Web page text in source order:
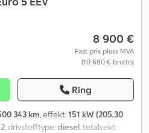
8 900 €
Fast pris pluss MVA
(10 680 € brutto)
Ring
343 km, effekt:151 kW (205,30
, drivstofftype:diesel , totalvekt: